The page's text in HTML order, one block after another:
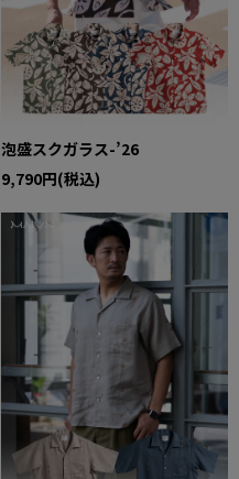
泡盛スクガラス-’26
9,790円(税込)